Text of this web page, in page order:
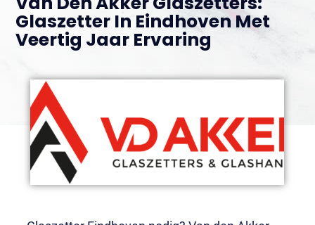
Glaszetter In Eindhoven Met
Veertig Jaar Ervaring